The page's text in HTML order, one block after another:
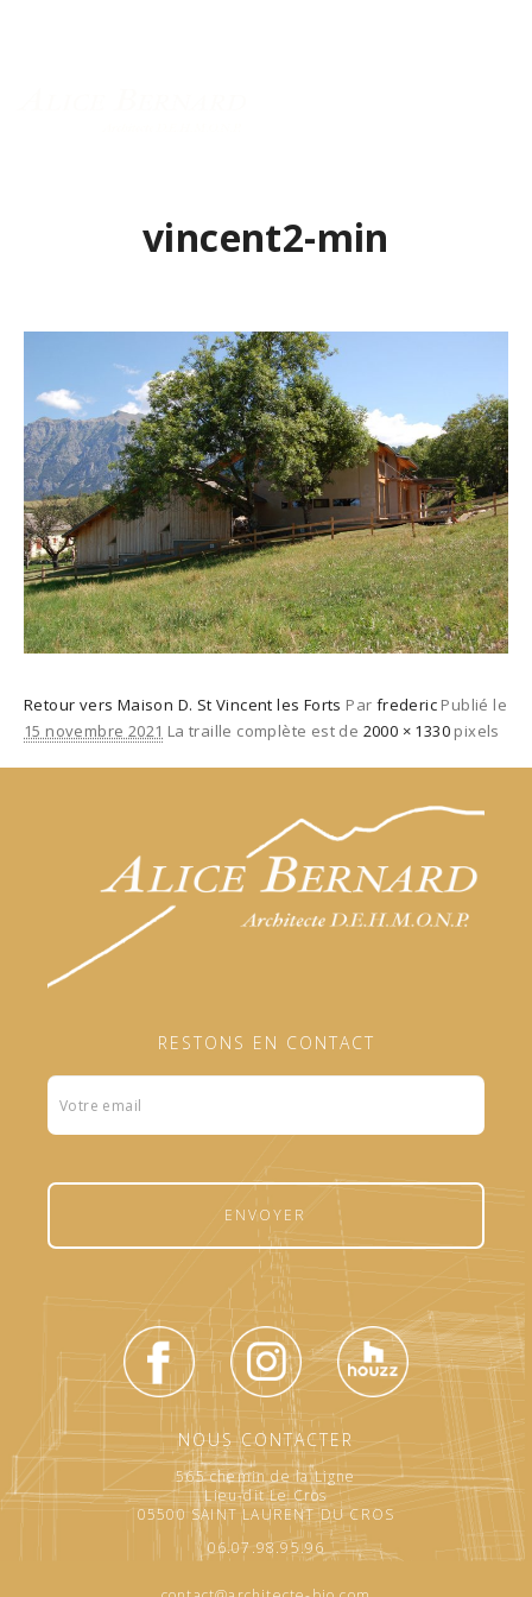
vincent2-min
Retour vers Maison D. St Vincent les Forts Par frederic Publié le
15 novembre 2021 La traille complète est de 2000 × 1330 pixels
RESTONS EN CONTACT
Formulaire
footer
ENVOYER
NOUS CONTACTER
565 chemin de la Ligne
Lieu-dit Le Cros
05500 SAINT LAURENT DU CROS
06.07.98.95.96